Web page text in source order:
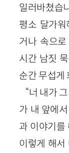
일러바쳤습
평소 달가
거나 속으
시간 남짓
순간 무섭게
“너 내가
가 내 앞에
과 이야기를
이렇게 해서